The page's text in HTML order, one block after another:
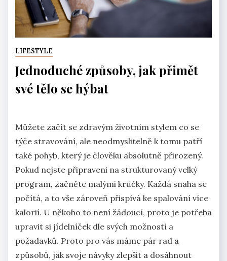
LIFESTYLE
Jednoduché způsoby, jak přimět
své tělo se hýbat
Můžete začít se zdravým životním stylem co se
týče stravování, ale neodmyslitelně k tomu patří
také pohyb, který je člověku absolutně přirozený.
Pokud nejste připraveni na strukturovaný velký
program, začněte malými krůčky. Každá snaha se
počítá, a to vše zároveň přispívá ke spalování více
kalorií. U někoho to není žádoucí, proto je potřeba
upravit si jídelníček dle svých možností a
požadavků. Proto pro vás máme pár rad a
způsobů, jak svoje návyky zlepšit a dosáhnout